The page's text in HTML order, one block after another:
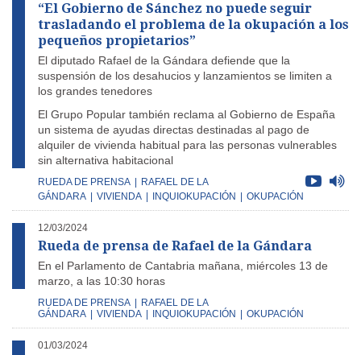
“El Gobierno de Sánchez no puede seguir
trasladando el problema de la okupación a los
pequeños propietarios”
El diputado Rafael de la Gándara defiende que la
suspensión de los desahucios y lanzamientos se limiten a
los grandes tenedores
El Grupo Popular también reclama al Gobierno de España
un sistema de ayudas directas destinadas al pago de
alquiler de vivienda habitual para las personas vulnerables
sin alternativa habitacional
RUEDA DE PRENSA
RAFAEL DE LA
GÁNDARA
VIVIENDA INQUIOKUPACIÓN OKUPACIÓN
12/03/2024
Rueda de prensa de Rafael de la Gándara
En el Parlamento de Cantabria mañana, miércoles 13 de
marzo, a las 10:30 horas
RUEDA DE PRENSA
RAFAEL DE LA
GÁNDARA
VIVIENDA INQUIOKUPACIÓN OKUPACIÓN
01/03/2024